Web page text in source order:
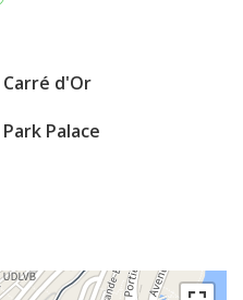
Carré d'Or
Park Palace